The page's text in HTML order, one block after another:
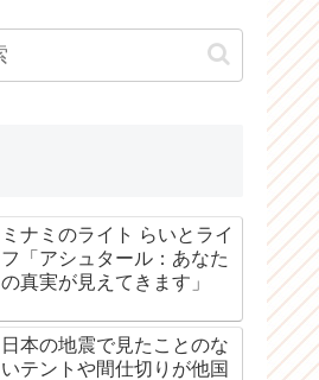
ミナミのライト らいとライ
フ「アシュタール：あなた
の真実が見えてきます」
日本の地震で見たことのな
いテントや間仕切りが他国